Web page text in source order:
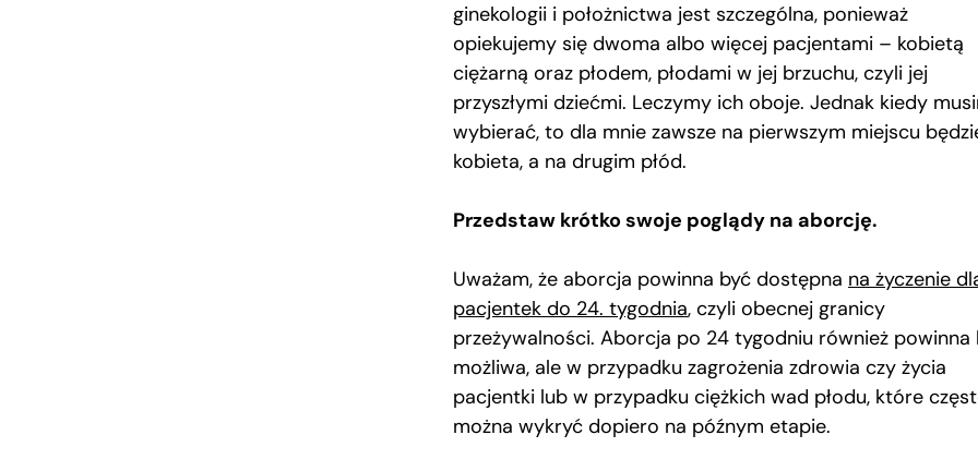
ginekologii i położnictwa jest szczególna, ponieważ
opiekujemy się dwoma albo więcej pacjentami – kobietą
ciężarną oraz płodem, płodami w jej brzuchu, czyli jej
przyszłymi dziećmi. Leczymy ich oboje. Jednak kiedy
wybierać, to dla mnie zawsze na pierwszym miejscu
kobieta, a na drugim płód.
Przedstaw krótko swoje poglądy na aborcję.
Uważam, że aborcja powinna być dostępna na życzenie
pacjentek do 24. tygodnia, czyli obecnej granicy
przeżywalności. Aborcja po 24 tygodniu również powinna
możliwa, ale w przypadku zagrożenia zdrowia czy życia
pacjentki lub w przypadku ciężkich wad płodu, które
można wykryć dopiero na późnym etapie.